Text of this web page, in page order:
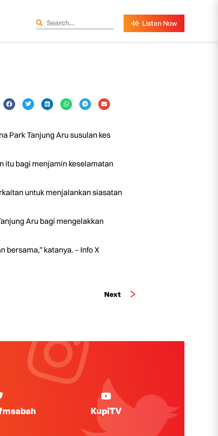
Park Tanjung Aru susulan kes
itu bagi menjamin keselamatan
untuk menjalankan siasatan
Aru bagi mengelakkan
katanya. – Info X
Next
KupiTV